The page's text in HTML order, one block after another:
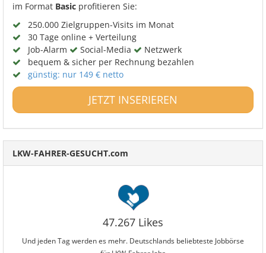
im Format Basic profitieren Sie:
250.000 Zielgruppen-Visits im Monat
30 Tage online + Verteilung
Job-Alarm
Social-Media
Netzwerk
bequem & sicher per Rechnung bezahlen
günstig: nur 149 € netto
JETZT INSERIEREN
LKW-FAHRER-GESUCHT.com
47.267 Likes
Und jeden Tag werden es mehr. Deutschlands beliebteste Jobbörse